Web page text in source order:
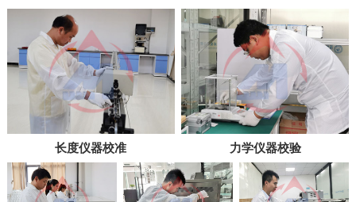
长度仪器校准 力学仪器校验